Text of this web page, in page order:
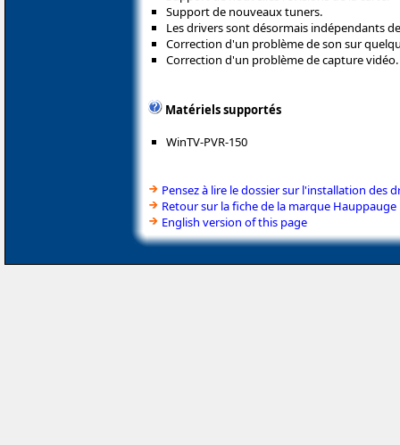
Support de nouveaux tuners.
Les drivers sont désormais indépendants
Correction d'un problème de son sur
Correction d'un problème de capture vidéo.
Matériels supportés
WinTV-PVR-150
Pensez à lire le dossier sur l'installation des
Retour sur la fiche de la marque Hauppauge
English version of this page